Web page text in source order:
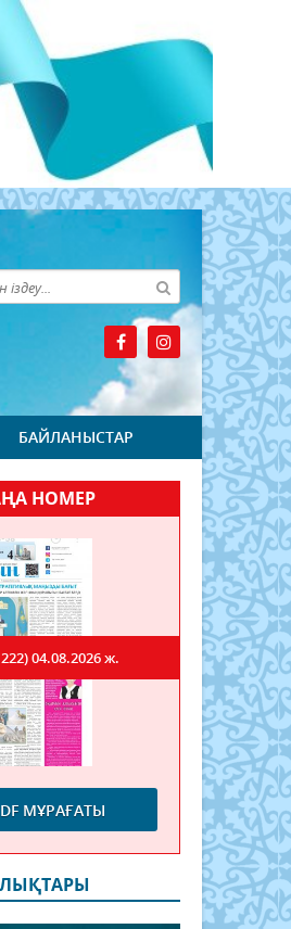
БАЙЛАНЫСТАР
НОМЕР
МҰРАҒАТЫ
04.08.2026 ж.